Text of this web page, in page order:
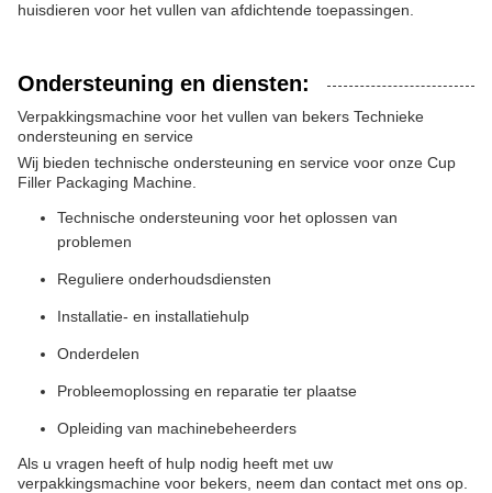
huisdieren voor het vullen van afdichtende toepassingen.
Ondersteuning en diensten:
Verpakkingsmachine voor het vullen van bekers Technieke
ondersteuning en service
Wij bieden technische ondersteuning en service voor onze Cup
Filler Packaging Machine.
Technische ondersteuning voor het oplossen van
problemen
Reguliere onderhoudsdiensten
Installatie- en installatiehulp
Onderdelen
Probleemoplossing en reparatie ter plaatse
Opleiding van machinebeheerders
Als u vragen heeft of hulp nodig heeft met uw
verpakkingsmachine voor bekers, neem dan contact met ons op.